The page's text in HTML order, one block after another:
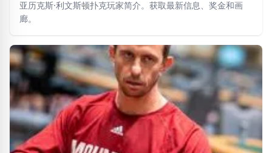
亚历克斯·利文斯顿扑克玩家简介。获取最新信息、奖金和画
廊。